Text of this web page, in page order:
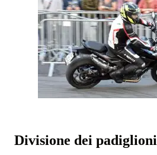
Divisione dei padiglioni